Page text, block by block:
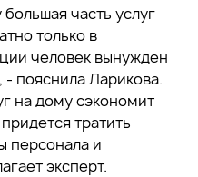
часть услуг
только в
человек вынужден
пояснила Ларикова.
на дому сэкономит
тратить
персонала и
эксперт.